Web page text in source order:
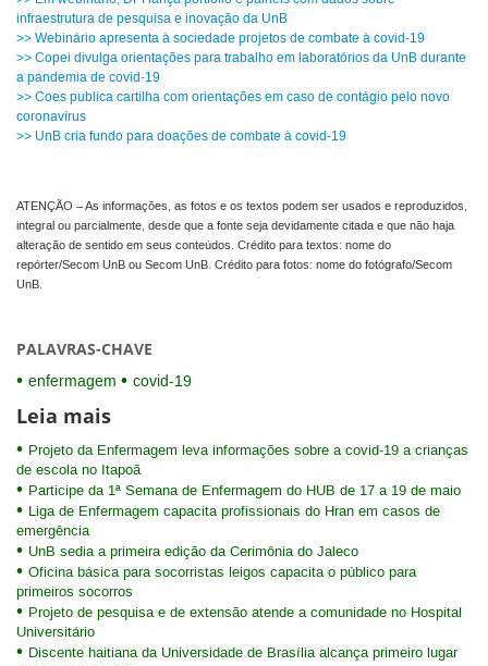
infraestrutura de pesquisa e inovação da UnB
>> Webinário apresenta à sociedade projetos de combate à covid-19
>> Copei divulga orientações para trabalho em laboratórios da UnB durante
a pandemia de covid-19
>> Coes publica cartilha com orientações em caso de contágio pelo novo
coronavírus
>> UnB cria fundo para doações de combate à covid-19
ATENÇÃO – As informações, as fotos e os textos podem ser usados e reproduzidos,
integral ou parcialmente, desde que a fonte seja devidamente citada e que não haja
alteração de sentido em seus conteúdos. Crédito para textos: nome do
repórter/Secom UnB ou Secom UnB. Crédito para fotos: nome do fotógrafo/Secom
UnB.
PALAVRAS-CHAVE
enfermagem covid-19
Leia mais
Projeto da Enfermagem leva informações sobre a covid-19 a crianças
de escola no Itapoã
Participe da 1ª Semana de Enfermagem do HUB de 17 a 19 de maio
Liga de Enfermagem capacita profissionais do Hran em casos de
emergência
UnB sedia a primeira edição da Cerimônia do Jaleco
Oficina básica para socorristas leigos capacita o público para
primeiros socorros
Projeto de pesquisa e de extensão atende a comunidade no Hospital
Universitário
Discente haitiana da Universidade de Brasília alcança primeiro lugar